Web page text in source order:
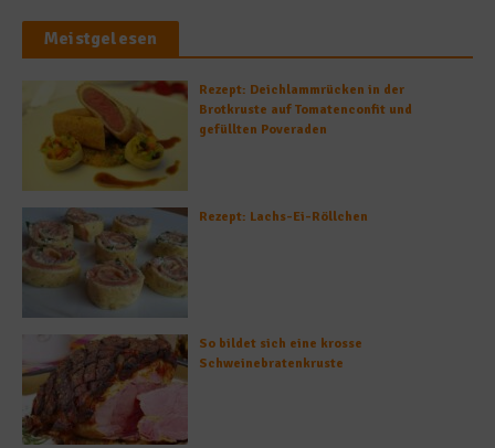
Meistgelesen
Rezept: Deichlammrücken in der
Brotkruste auf Tomatenconfit und
gefüllten Poveraden
Rezept: Lachs-Ei-Röllchen
So bildet sich eine krosse
Schweinebratenkruste